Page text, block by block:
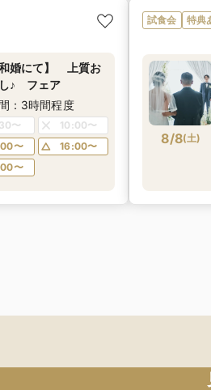
和婚にて】 上質お
♪ フェア
：3時間程度
〜
10:00〜
〜
16:00〜
〜
試食会 特典
8/8(土)